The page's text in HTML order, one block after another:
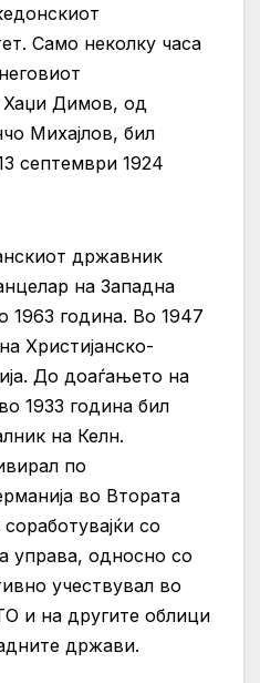
Само неколку часа
Димов, од
Михајлов, бил
септември 1924
државник
на Западна
1963 година. Во 1947
Христијанско-
До доаѓањето на
1933 година бил
на Келн.
по
во Втората
со
управа, односно со
учествувал во
и на другите облици
држави.